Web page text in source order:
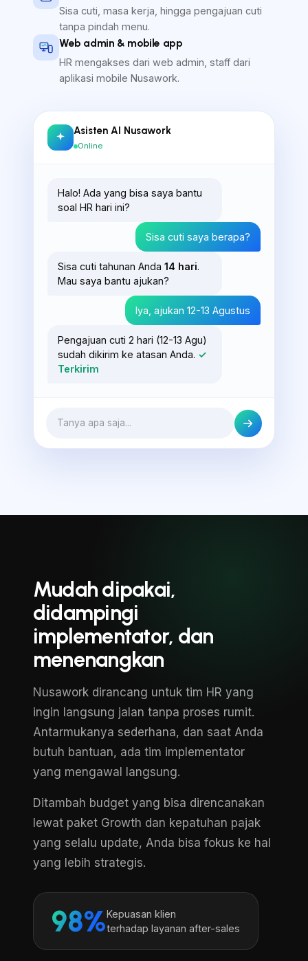
Sisa cuti, masa kerja, hingga pengajuan cuti
tanpa pindah menu.
Web admin & mobile app
HR mengakses dari web admin, staff dari
aplikasi mobile Nusawork.
Asisten AI Nusawork
Online
Halo! Ada yang bisa saya bantu
soal HR hari ini?
Sisa cuti saya berapa?
Sisa cuti tahunan Anda 14 hari.
Mau saya bantu ajukan?
Iya, ajukan 12-13 Agustus
Pengajuan cuti 2 hari (12-13 Agu)
sudah dikirim ke atasan Anda. ✓
Terkirim
Tanya apa saja...
Mudah dipakai,
didampingi
implementator, dan
menenangkan
Nusawork dirancang untuk tim HR yang
ingin langsung jalan tanpa proses rumit.
Antarmukanya sederhana, dan saat Anda
butuh bantuan, ada tim implementator
yang mengawal langsung.
Ditambah budget yang bisa direncanakan
lewat paket Growth dan kepatuhan pajak
yang selalu update, Anda bisa fokus ke hal
yang lebih strategis.
98%Kepuasan klien
terhadap layanan after-sales